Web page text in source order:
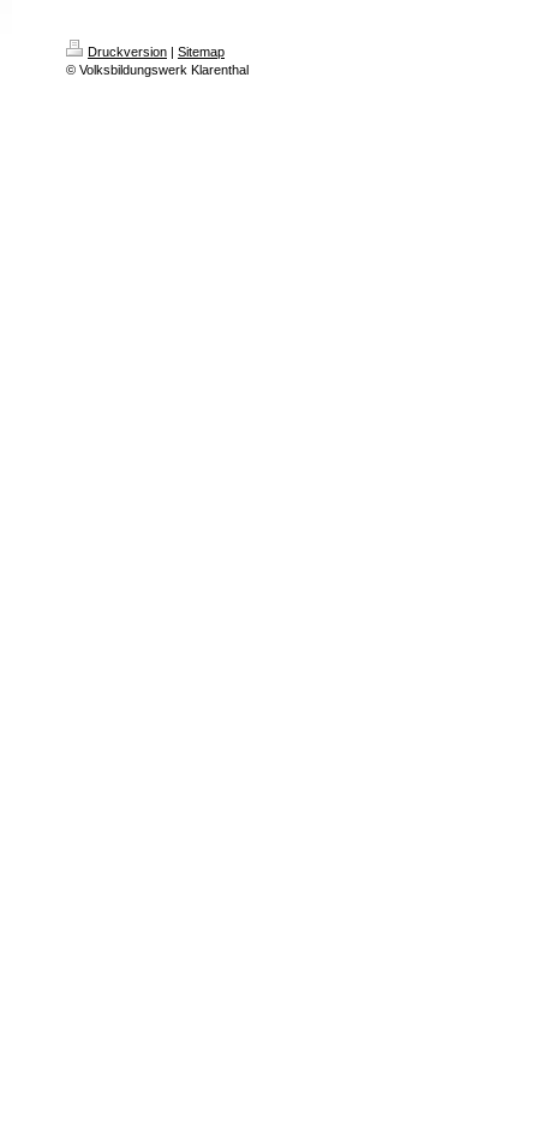
Druckversion | Sitemap
© Volksbildungswerk Klarenthal